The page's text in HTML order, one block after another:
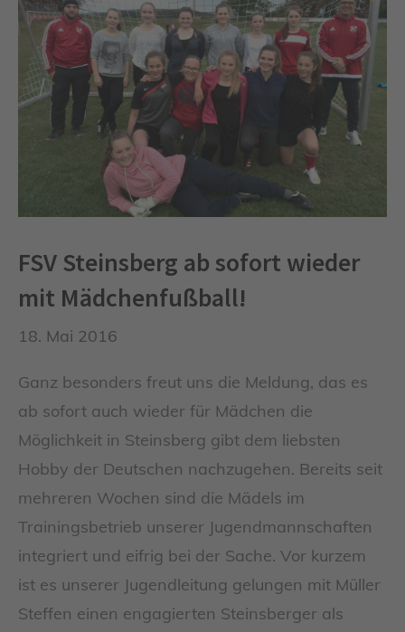
FSV Steinsberg ab sofort wieder
mit Mädchenfußball!
18. Mai 2016
Ganz besonders freut uns die Meldung, das es
ab sofort auch wieder für Mädchen die
Möglichkeit in Steinsberg gibt dem liebsten
Hobby der Deutschen nachzugehen. Bereits seit
mehreren Wochen sind die Mädels im
Trainingsbetrieb unserer Jugendmannschaften
integriert und eifrig bei der Sache. Vor kurzem
ist es unserer Jugendleitung gelungen mit Müller
Steffen einen engagierten Steinsberger als